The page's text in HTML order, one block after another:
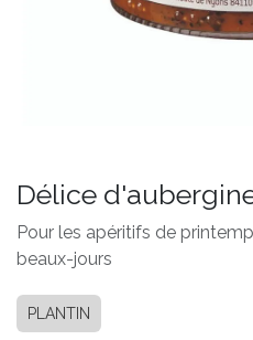
Délice
Pour les apéritifs de
beaux-jours
PLANTIN